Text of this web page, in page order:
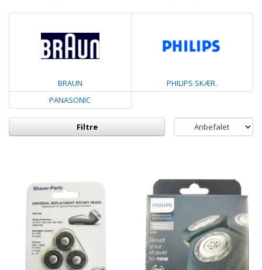
BRAUN
PHILIPS SKÆR.
PANASONIC
Filtre